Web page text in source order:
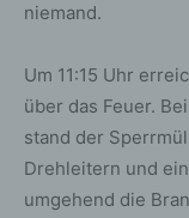
niemand.
Um 11:15 Uhr
über das Feuer.
stand der
Drehleitern und
umgehend die